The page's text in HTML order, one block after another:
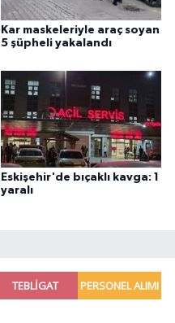
Kar maskeleriyle araç soyan
5 şüpheli yakalandı
Eskişehir'de bıçaklı kavga: 1
yaralı